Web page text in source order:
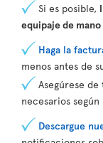
Si es posible,
equipaje de mano
Haga la
menos antes de
Asegúrese
necesarios
Descargue